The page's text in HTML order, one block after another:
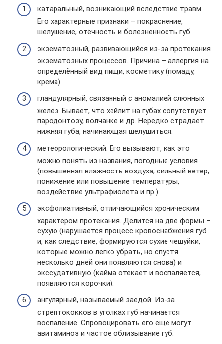
катаральный, возникающий вследствие травм.
Его характерные признаки – покраснение,
шелушение, отёчность и болезненность губ.
экзематозный, развивающийся из-за протекания
экзематозных процессов. Причина – аллергия на
определённый вид пищи, косметику (помаду,
крема).
гландулярный, связанный с аномалией слюнных
желёз. Бывает, что хейлит на губах сопутствует
пародонтозу, волчанке и др. Нередко страдает
нижняя губа, начинающая шелушиться.
метеорологический. Его вызывают, как это
можно понять из названия, погодные условия
(повышенная влажность воздуха, сильный ветер,
понижение или повышение температуры,
воздействие ультрафиолета и пр.).
эксфолиативный, отличающийся хроническим
характером протекания. Делится на две формы –
сухую (нарушается процесс кровоснабжения губ
и, как следствие, формируются сухие чешуйки,
которые можно легко убрать, но спустя
несколько дней они появляются снова) и
экссудативную (кайма отекает и воспаляется,
появляются корочки).
ангулярный, называемый заедой. Из-за
стрептококков в уголках губ начинается
воспаление. Спровоцировать его ещё могут
авитаминоз и частое облизывание губ.